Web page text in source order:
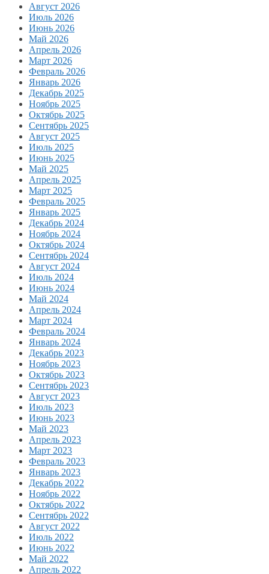
Август 2026
Июль 2026
Июнь 2026
Май 2026
Апрель 2026
Март 2026
Февраль 2026
Январь 2026
Декабрь 2025
Ноябрь 2025
Октябрь 2025
Сентябрь 2025
Август 2025
Июль 2025
Июнь 2025
Май 2025
Апрель 2025
Март 2025
Февраль 2025
Январь 2025
Декабрь 2024
Ноябрь 2024
Октябрь 2024
Сентябрь 2024
Август 2024
Июль 2024
Июнь 2024
Май 2024
Апрель 2024
Март 2024
Февраль 2024
Январь 2024
Декабрь 2023
Ноябрь 2023
Октябрь 2023
Сентябрь 2023
Август 2023
Июль 2023
Июнь 2023
Май 2023
Апрель 2023
Март 2023
Февраль 2023
Январь 2023
Декабрь 2022
Ноябрь 2022
Октябрь 2022
Сентябрь 2022
Август 2022
Июль 2022
Июнь 2022
Май 2022
Апрель 2022